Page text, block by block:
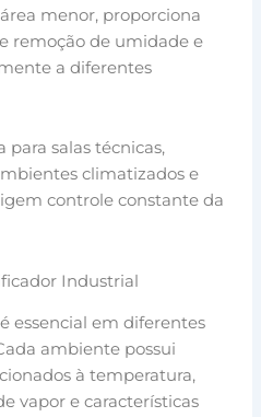
menor, proporciona
remoção de umidade e
a diferentes
para salas técnicas,
climatizados e
controle constante da
Industrial
essencial em diferentes
ambiente possui
à temperatura,
vapor e características